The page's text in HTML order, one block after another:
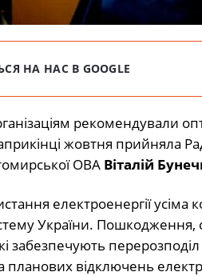
НА НАС В GOOGLE
рекомендували
жовтня
ОВА Віталій
електроенергії
України.
забезпечують
відключень